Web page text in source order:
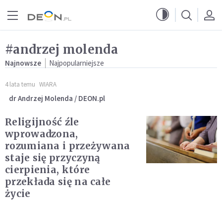
#andrzej molenda
Najnowsze Najpopularniejsze
4 lata temu WIARA
dr Andrzej Molenda / DEON.pl
Religijność źle
wprowadzona,
rozumiana i przeżywana
staje się przyczyną
cierpienia, które
przekłada się na całe
życie